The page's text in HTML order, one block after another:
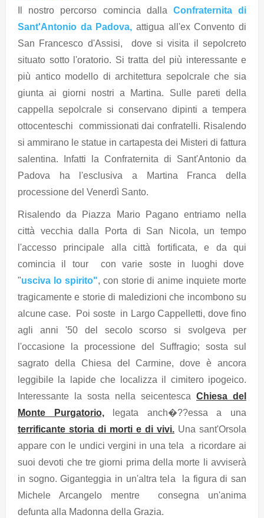
Il nostro percorso comincia dalla Confraternita di
Sant'Antonio da Padova, attigua all'ex Convento di
San Francesco d'Assisi, dove si visita il sepolcreto
situato sotto l'oratorio. Si tratta del più interessante e
più antico modello di architettura sepolcrale che sia
giunta ai giorni nostri a Martina. Sulle pareti della
cappella sepolcrale si conservano dipinti a tempera
ottocenteschi commissionati dai confratelli. Risalendo
si ammirano le statue in cartapesta dei Misteri di fattura
salentina. Infatti la Confraternita di Sant'Antonio da
Padova ha l'esclusiva a Martina Franca della
processione del Venerdì Santo.
Risalendo da Piazza Mario Pagano entriamo nella
città vecchia dalla Porta di San Nicola, un tempo
l'accesso principale alla città fortificata, e da qui
comincia il tour con varie soste in luoghi dove
"usciva lo spirito", con storie di anime inquiete morte
tragicamente e storie di maledizioni che incombono su
alcune case. Poi soste in Largo Cappelletti, dove fino
agli anni '50 del secolo scorso si svolgeva per
l'occasione la processione del Suffragio; sosta sul
sagrato della Chiesa del Carmine, dove è ancora
leggibile la lapide che localizza il cimitero ipogeico.
Interessante la sosta nella seicentesca Chiesa del
Monte Purgatorio,legata anch�??essa a una
terrificante storia di morti e di vivi. Una sant'Orsola
appare con le undici vergini in una tela a ricordare ai
suoi devoti che tre giorni prima della morte li avviserà
in sogno. Giganteggia in un'altra tela la figura di san
Michele Arcangelo mentre consegna un'anima
defunta alla Madonna della Grazia.